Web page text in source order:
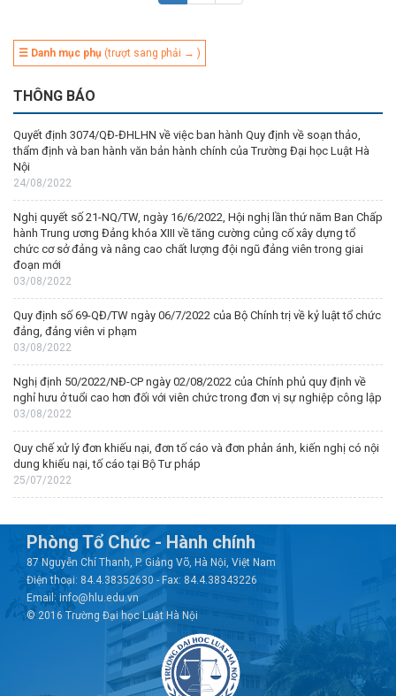
☰ Danh mục phụ (trượt sang phải → )
THÔNG BÁO
Quyết định 3074/QĐ-ĐHLHN về việc ban hành Quy định về soạn thảo,
thẩm định và ban hành văn bản hành chính của Trường Đại học Luật Hà
Nội
24/08/2022
Nghị quyết số 21-NQ/TW, ngày 16/6/2022, Hội nghị lần thứ năm Ban Chấp
hành Trung ương Đảng khóa XIII về tăng cường củng cố xây dựng tổ
chức cơ sở đảng và nâng cao chất lượng đội ngũ đảng viên trong giai
đoạn mới
03/08/2022
Quy định số 69-QĐ/TW ngày 06/7/2022 của Bộ Chính trị về kỷ luật tổ chức
đảng, đảng viên vi phạm
03/08/2022
Nghị định 50/2022/NĐ-CP ngày 02/08/2022 của Chính phủ quy định về
nghỉ hưu ở tuổi cao hơn đối với viên chức trong đơn vị sự nghiệp công lập
03/08/2022
Quy chế xử lý đơn khiếu nại, đơn tố cáo và đơn phản ánh, kiến nghị có nội
dung khiếu nại, tố cáo tại Bộ Tư pháp
25/07/2022
Phòng Tổ Chức - Hành chính
87 Nguyễn Chí Thanh, P. Giảng Võ, Hà Nội, Việt Nam
Điện thoại: 84.4.38352630 - Fax: 84.4.38343226
Email: info@hlu.edu.vn
© 2016 Trường Đại học Luật Hà Nội